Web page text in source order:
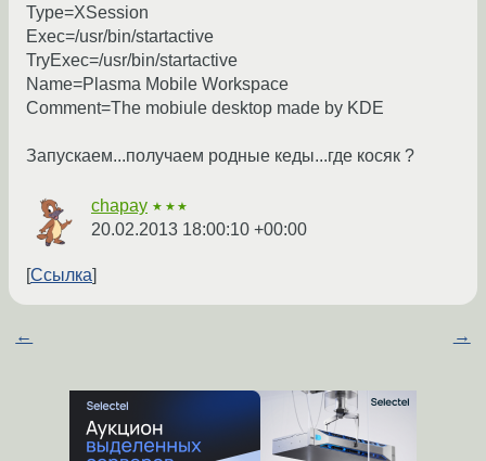
Type=XSession
Exec=/usr/bin/startactive
TryExec=/usr/bin/startactive
Name=Plasma Mobile Workspace
Comment=The mobiule desktop made by KDE
Запускаем...получаем родные кеды...где косяк ?
chapay ★★★
20.02.2013 18:00:10 +00:00
Ссылка
← →